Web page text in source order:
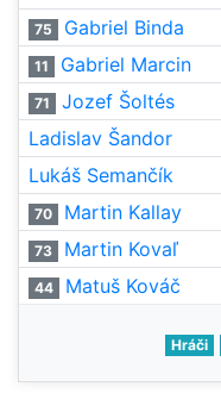
75 Gabriel Binda
11 Gabriel Marcin
71
Jozef Šoltés
Ladislav Šandor
Lukáš Semančík
70 Martin Kallay
73 Martin Kovaľ
44 Matuš Kováč
Hráči